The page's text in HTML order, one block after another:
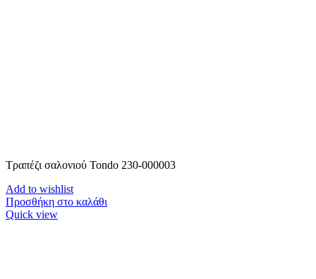
Τραπέζι σαλονιού Tondo 230-000003
Add to wishlist
Προσθήκη στο καλάθι
Quick view